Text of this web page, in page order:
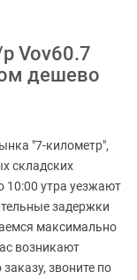
Vov60.7
дешево
"7-километр",
складских
10:00 утра уезжают
задержки
максимально
возникают
звоните по